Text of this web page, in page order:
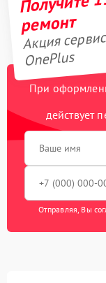
ремонт
Акция
OnePlus
При
действует
Отправляя, Вы